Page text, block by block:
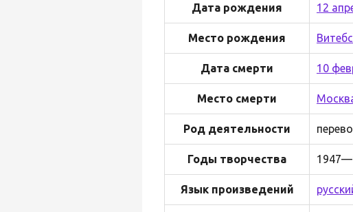
Дата рождения
12
Место рождения
Дата смерти 10
Место смерти
Род деятельности
Годы творчества
Язык произведений